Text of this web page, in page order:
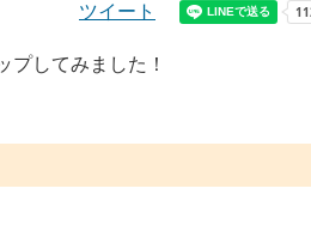
ツイート
プしてみました！